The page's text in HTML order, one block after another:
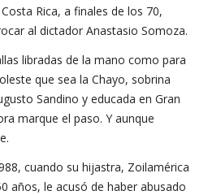
Rica, a finales de los 70,
al dictador Anastasio Somoza.
libradas de la mano como para
que sea la Chayo, sobrina
Sandino y educada en Gran
marque el paso. Y aunque
cuando su hijastra, Zoilamérica
años, le acusó de haber abusado